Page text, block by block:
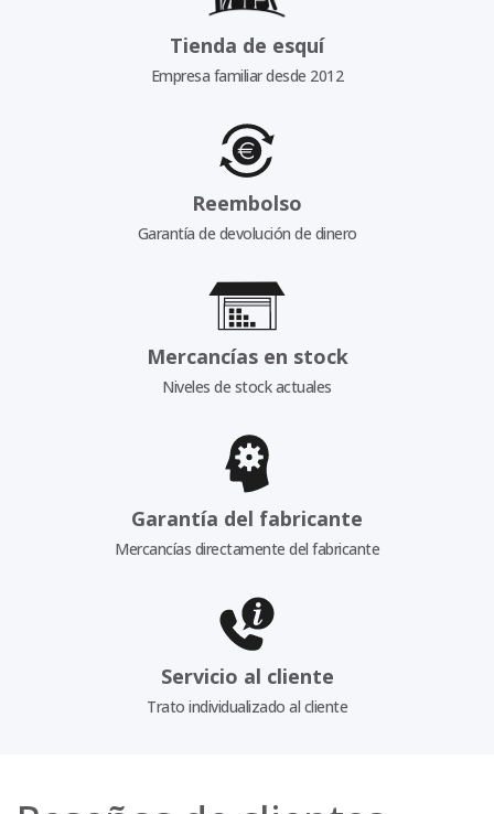
Tienda de esquí
Empresa familiar desde 2012
Reembolso
Garantía de devolución de dinero
Mercancías en stock
Niveles de stock actuales
Garantía del fabricante
Mercancías directamente del fabricante
Servicio al cliente
Trato individualizado al cliente